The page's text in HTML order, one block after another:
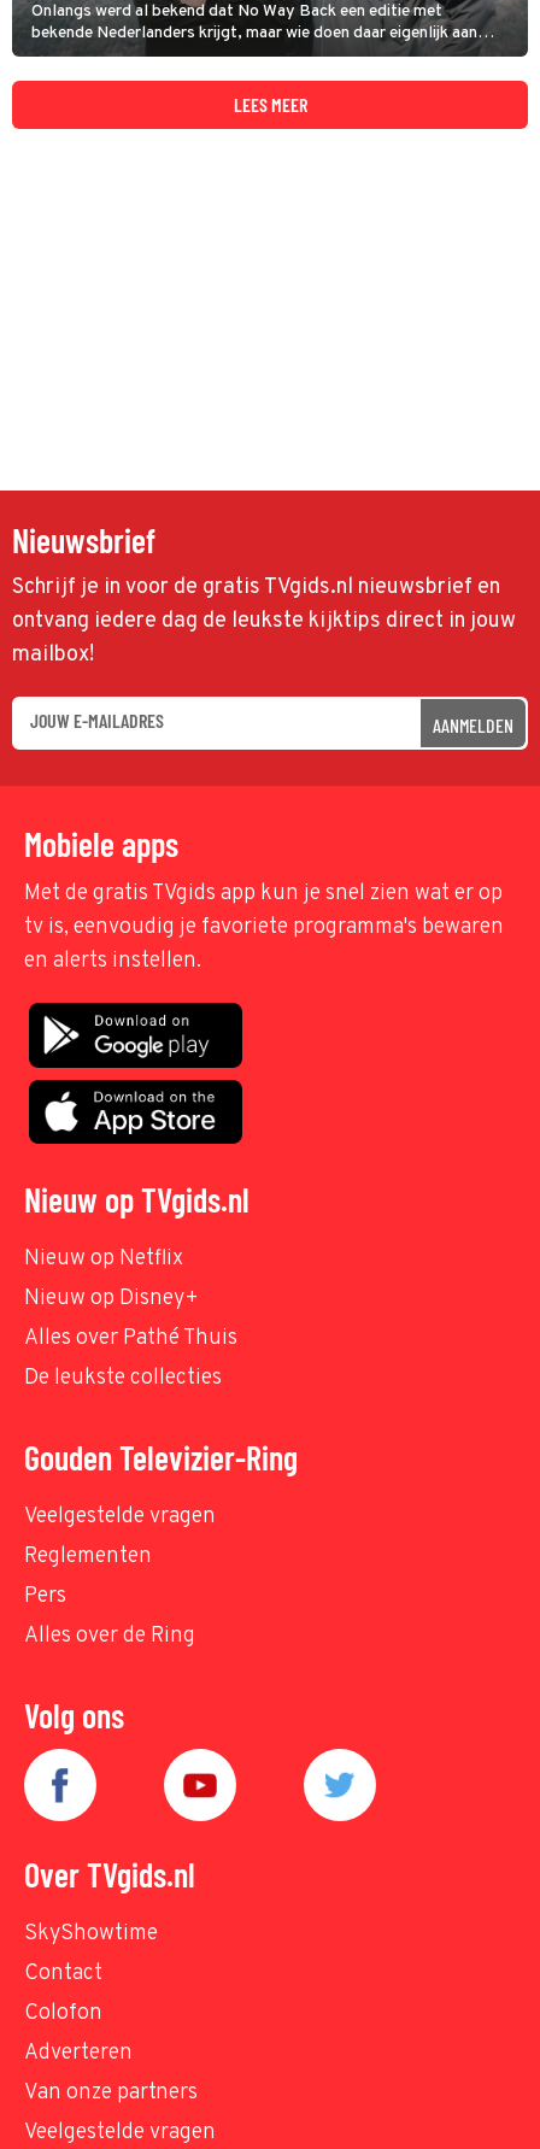
Onlangs werd al bekend dat No Way Back een editie met
bekende Nederlanders krijgt, maar wie doen daar eigenlijk aan
mee?
LEES MEER
Nieuwsbrief
Schrijf je in voor de gratis TVgids.nl nieuwsbrief en
ontvang iedere dag de leukste kijktips direct in jouw
mailbox!
AANMELDEN
Mobiele apps
Met de gratis TVgids app kun je snel zien wat er op
tv is, eenvoudig je favoriete programma's bewaren
en alerts instellen.
Nieuw op TVgids.nl
Nieuw op Netflix
Nieuw op Disney+
Alles over Pathé Thuis
De leukste collecties
Gouden Televizier-Ring
Veelgestelde vragen
Reglementen
Pers
Alles over de Ring
Volg ons
Over TVgids.nl
SkyShowtime
Contact
Colofon
Adverteren
Van onze partners
Veelgestelde vragen